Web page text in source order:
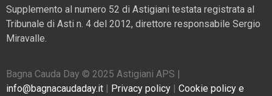
Supplemento al numero 52 di Astigiani testata registrata al
Tribunale di Asti n. 4 del 2012, direttore responsabile Sergio
Miravalle.
Bagna Cauda Day © 2025 Astigiani APS |
info@bagnacaudaday.it | Privacy policy | Cookie policy e